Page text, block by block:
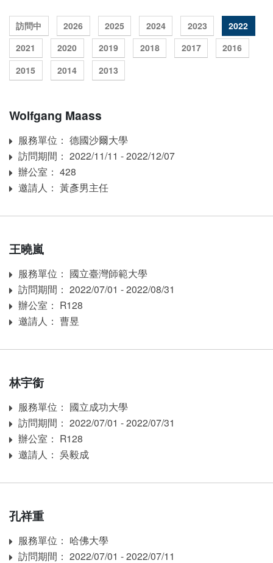
訪問中 2026 2025 2024 2023
2022
2021
2020 2019 2018 2017
2016
2015
2014 2013
Wolfgang Maass
Affiliation
服務單位： 德國沙爾大學
訪問期間：
訪問期間： 2022/11/11 - 2022/12/07
Room
辦公室： 428
Inviter
邀請人： 黃彥男主任
王曉嵐
Affiliation
服務單位： 國立臺灣師範大學
訪問期間：
訪問期間： 2022/07/01 - 2022/08/31
Room
辦公室： R128
Inviter
邀請人： 曹昱
林宇銜
Affiliation
服務單位： 國立成功大學
訪問期間：
訪問期間： 2022/07/01 - 2022/07/31
Room
辦公室： R128
Inviter
邀請人： 吳毅成
孔祥重
Affiliation
服務單位： 哈佛大學
訪問期間：
訪問期間： 2022/07/01 - 2022/07/11